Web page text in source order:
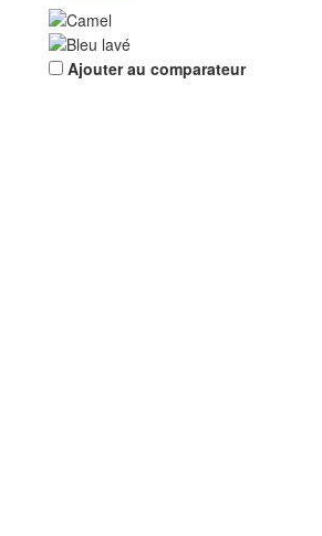
Ajouter au comparateur